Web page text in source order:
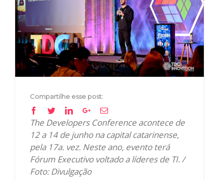
Compartilhe esse post:
Facebook
TwitterLinkedinGoogle+Email
The Developers Conference acontece de
12 a 14 de junho na capital catarinense,
pela 17a. vez. Neste ano, evento terá
Fórum Executivo voltado a líderes de TI. /
Foto: Divulgação